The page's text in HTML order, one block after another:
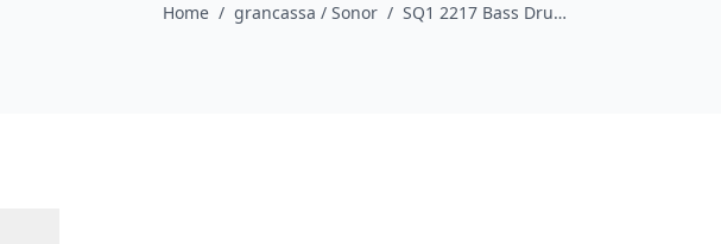
Home / grancassa / Sonor / SQ1 2217 Bass Drum NM-MH Birch #SPW